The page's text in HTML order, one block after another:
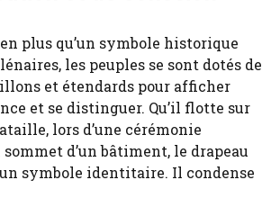
plus qu’un symbole historique
les peuples se sont dotés de
et étendards pour afficher
et se distinguer. Qu’il flotte sur
lors d’une cérémonie
d’un bâtiment, le drapeau
symbole identitaire. Il condense